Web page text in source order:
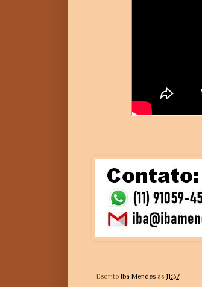
Escrito Iba Mendes às 11:37